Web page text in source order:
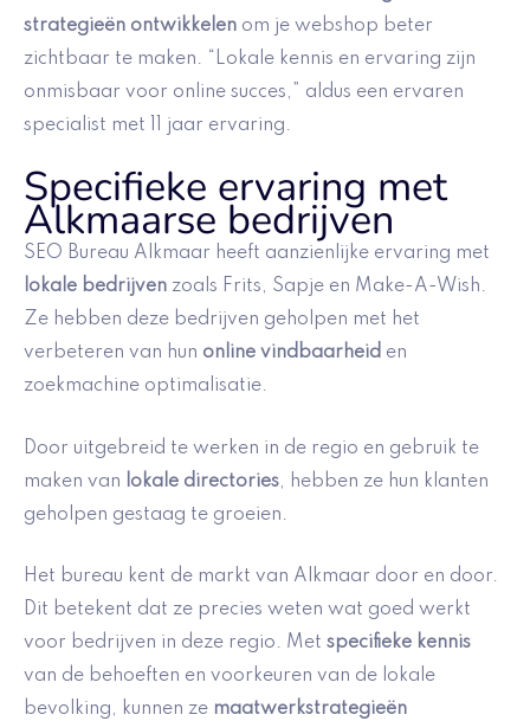
strategieën ontwikkelen om je webshop beter
zichtbaar te maken. “Lokale kennis en ervaring zijn
onmisbaar voor online succes,” aldus een ervaren
specialist met 11 jaar ervaring.
Specifieke ervaring met
Alkmaarse bedrijven
SEO Bureau Alkmaar heeft aanzienlijke ervaring met
lokale bedrijven zoals Frits, Sapje en Make-A-Wish.
Ze hebben deze bedrijven geholpen met het
verbeteren van hun online vindbaarheid en
zoekmachine optimalisatie.
Door uitgebreid te werken in de regio en gebruik te
maken van
lokale directories, hebben ze hun klanten
geholpen gestaag te groeien.
Het bureau kent de markt van Alkmaar door en door.
Dit betekent dat ze precies weten wat goed werkt
voor bedrijven in deze regio. Met specifieke kennis
van de behoeften en voorkeuren van de lokale
bevolking, kunnen ze maatwerkstrategieën